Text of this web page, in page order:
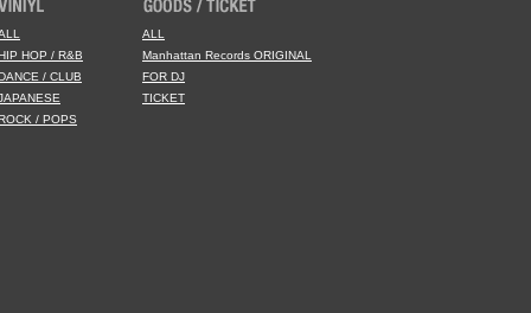
HOP / R&B
/ CLUB
/ POPS
ALL
Manhattan Records ORIGINAL
FOR DJ
TICKET